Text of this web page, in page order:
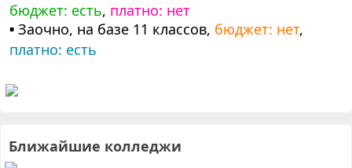
бюджет: есть, платно: нет
▪ Заочно, на базе 11 классов, бюджет: нет,
платно: есть
Ближайшие колледжи